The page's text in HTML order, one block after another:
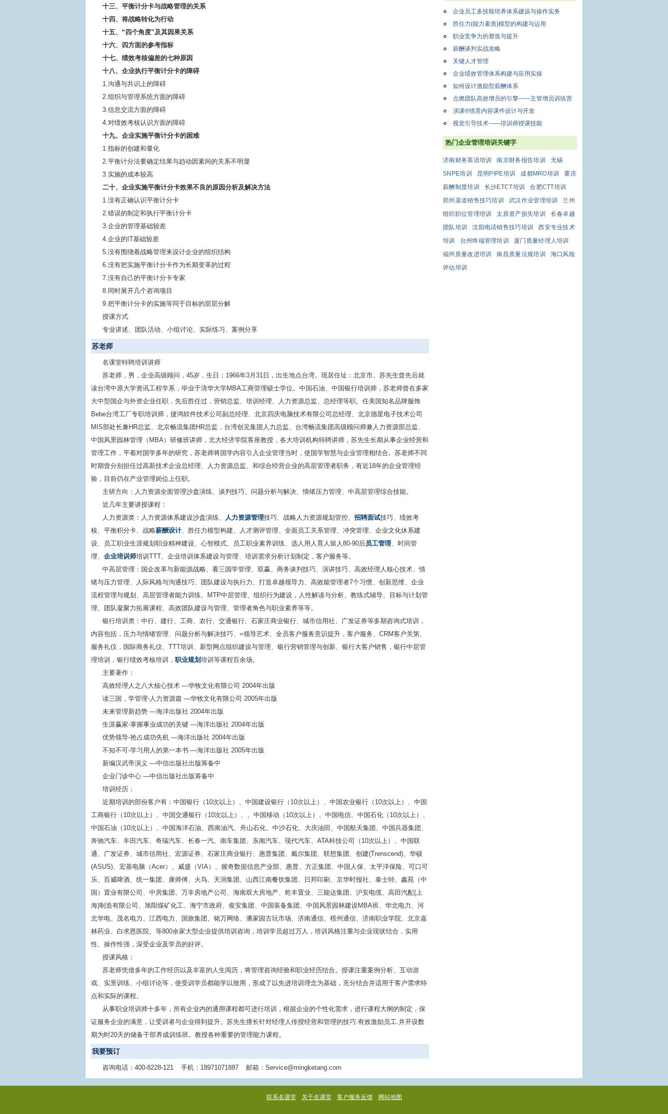
十三、平衡计分卡与战略管理的关系
十四、将战略转化为行动
十五、“四个角度”及其因果关系
十六、四方面的参考指标
十七、绩效考核偏差的七种原因
十八、企业执行平衡计分卡的障碍
1.沟通与共识上的障碍
2.组织与管理系统方面的障碍
3.信息交流方面的障碍
4.对绩效考核认识方面的障碍
十九、企业实施平衡计分卡的困难
1.指标的创建和量化
2.平衡计分法要确定结果与趋动因素间的关系不明显
3.实施的成本较高
二十、企业实施平衡计分卡效果不良的原因分析及解决方法
1.没有正确认识平衡计分卡
2.错误的制定和执行平衡计分卡
3.企业的管理基础较差
4.企业的IT基础较差
5.没有围绕着战略管理来设计企业的组织结构
6.没有把实施平衡计分卡作为长期变革的过程
7.没有自己的平衡计分卡专家
8.同时展开几个咨询项目
9.把平衡计分卡的实施等同于目标的层层分解
授课方式
专业讲述、团队活动、小组讨论、实际练习、案例分享
苏老师
名课堂特聘培训讲师
苏老师，男，企业高级顾问，45岁，生日：1966年3月31日，出生地点台湾。现居住址：北京市。苏先生曾先后就
读台湾中原大学资讯工程学系，毕业于清华大学MBA工商管理硕士学位。中国石油、中国银行培训师，苏老师曾在多家
大中型国企与外资企业任职，先后胜任过，营销总监、培训经理、人力资源总监、总经理等职。任美国知名品牌服饰
Bebe台湾工厂专职培训师，捷鸿软件技术公司副总经理、北京四庆电脑技术有限公司总经理、北京德星电子技术公司
MIS部处长兼HR总监、北京畅流集团HR总监，台湾创见集团人力总监、台湾畅流集团高级顾问师兼人力资源部总监、
中国风景园林管理（MBA）研修班讲师，北大经济学院客座教授，各大培训机构特聘讲师，苏先生长期从事企业经营和
管理工作，平着对国学多年的研究，苏老师将国学内容引入企业管理当时，使国学智慧与企业管理相结合。苏老师不同
时期曾分别担任过高新技术企业总经理、人力资源总监、和综合经营企业的高层管理者职务，有近18年的企业管理经
验，目前仍在产业管理岗位上任职。
主研方向：人力资源全面管理沙盘演练、谈判技巧、问题分析与解决、情绪压力管理、中高层管理综合技能。
近几年主要讲授课程：
人力资源类：人力资源体系建设沙盘演练、 人力资源管理技巧、战略人力资源规划管控、招聘面试技巧、绩效考
核、平衡积分卡、战略薪酬设计、胜任力模型构建、人才测评管理、全面员工关系管理、冲突管理、企业文化休系建
设、员工职业生涯规划职业精神建设、心智模式、员工职业素养训练、选人用人育人留人80-90后员工管理、时间管
理、 企业培训师培训TTT、企业培训体系建设与管理、培训需求分析计划制定，客户服务等。
中高层管理：国企改革与新能源战略、看三国学管理、双赢、商务谈判技巧、演讲技巧、高效经理人核心技术、情
绪与压力管理、人际风格与沟通技巧、团队建设与执行力、打造卓越领导力、高效能管理者7个习惯、创新思维、企业
流程管理与规划、高层管理者能力训练、MTP中层管理、组织行为建设，人性解读与分析、教练式辅导、目标与计划管
理、团队凝聚力拓展课程、高效团队建设与管理、管理者角色与职业素养等等。
银行培训类：中行、建行、工商、农行、交通银行、石家庄商业银行、城市信用社、广发证券等多期咨询式培训，
内容包括，压力与情绪管理、问题分析与解决技巧、=领导艺术、全员客户服务意识提升，客户服务、CRM客户关第、
服务礼仪，国际商务礼仪、TTT培训、新型网点组织建设与管理、银行营销管理与创新、银行大客户销售，银行中层管
理培训，银行绩效考核培训， 职业规划培训等课程百余场。
主要著作：
高效经理人之八大核心技术 —华牧文化有限公司 2004年出版
读三国，学管理-人力资源篇 —华牧文化有限公司 2005年出版
未来管理新趋势 —海洋出版社 2004年出版
生涯赢家-掌握事业成功的关键 —海洋出版社 2004年出版
优势领导-抢占成功先机 —海洋出版社 2004年出版
不知不可-学习用人的第一本书 —海洋出版社 2005年出版
新编汉武帝演义 —中信出版社出版筹备中
企业门诊中心 —中信出版社出版筹备中
培训经历：
近期培训的部份客户有：中国银行（10次以上）、中国建设银行（10次以上）、中国农业银行（10次以上）、中国
工商银行（10次以上）、中国交通银行（10次以上）、、中国移动（10次以上）、中国电信、中国石化（10次以上）、
中国石油（10次以上）、中国海洋石油、西南油汽、舟山石化、中沙石化、大庆油田、中国航天集团、中国兵器集团、
奔驰汽车、丰田汽车、奇瑞汽车、长春一汽、南车集团、东南汽车、现代汽车、ATA科技公司（10次以上）、中国联
通、广发证券、城市信用社、宏源证券、石家庄商业银行、惠普集团、戴尔集团、联想集团、创建(Trenscend)、华硕
(ASUS)、宏基电脑（Acer）、威盛（VIA）、握奇数据信息产业部、惠普、方正集团、中国人保、太平洋保险、可口可
乐、百威啤酒、统一集团、康师傅、火鸟、天润集团、山西江南餐饮集团、日邦印刷、京华时报社、泰士特、鑫苑（中
国）置业有限公司、中房集团、万丰房地产公司、海南双大房地产、乾丰置业、三能达集团、沪安电缆、高田汽配(上
海)制造有限公司、旭阳煤矿化工、海宁市政府、俊安集团、中国装备集团、中国风景园林建设MBA班、华北电力、河
北华电、茂名电力、江西电力、国旅集团、铭万网络、潘家园古玩市场、济南通信、梧州通信、济南职业学院、北京嘉
林药业、白求恩医院、等800余家大型企业提供培训咨询，培训学员超过万人，培训风格注重与企业现状结合，实用
性、操作性强，深受企业及学员的好评。
授课风格：
苏老师凭借多年的工作经历以及丰富的人生阅历，将管理咨询经验和职业经历结合。授课注重案例分析、互动游
戏、实景训练、小组讨论等，使受训学员都能学以致用，形成了以先进培训理念为基础，充分结合并适用于客户需求特
点和实际的课程。
从事职业培训师十多年，所有企业内的通用课程都可进行培训，根据企业的个性化需求，进行课程大纲的制定，保
证服务企业的满意，让受训者与企业得到提升。苏先生擅长针对经理人传授经营和管理的技巧.有效激励员工.并开设数
期为时20天的储备干部养成训练班。教授各种重要的管理能力课程。
我要预订
咨询电话：400-8228-121 手机： 18971071887 邮箱：Service@mingketang.com
企业员工多技能培养体系建设与操作实务
胜任力(能力素质)模型的构建与运用
职业竞争力的塑造与提升
薪酬谈判实战攻略
关键人才管理
企业绩效管理体系构建与应用实操
如何设计激励型薪酬体系
点燃团队高效增员的引擎——主管增员训练营
演课®情景内容课件设计与开发
视觉引导技术——培训师授课技能
热门企业管理培训关键字
济南财务英语培训 南京财务报告培训
无锡
SNPE培训
昆明PIPE培训 成都MRO培训
重庆
薪酬制度培训
长沙ETCT培训
合肥CTT培训
郑州渠道销售技巧培训
武汉作业管理培训
兰州
组织职位管理培训
太原资产损失培训
长春卓越
团队培训
沈阳电话销售技巧培训
西安专业技术
培训
台州终端管理培训
厦门质量经理人培训
福州质量改进培训
南昌质量法规培训
海口风险
评估培训
联系名课堂 关于名课堂 客户服务反馈 网站地图